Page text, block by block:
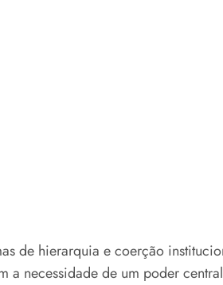
de hierarquia e coerção
a necessidade de um poder